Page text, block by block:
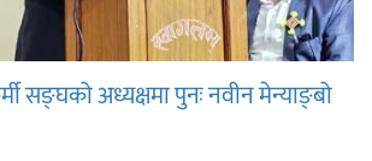
सङ्घको अध्यक्षमा पुनः नवीन मेन्याङ्बो